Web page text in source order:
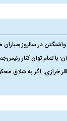
در سالروز بمباران
با تمام توان کنار
خرازی: اگر به شلاق